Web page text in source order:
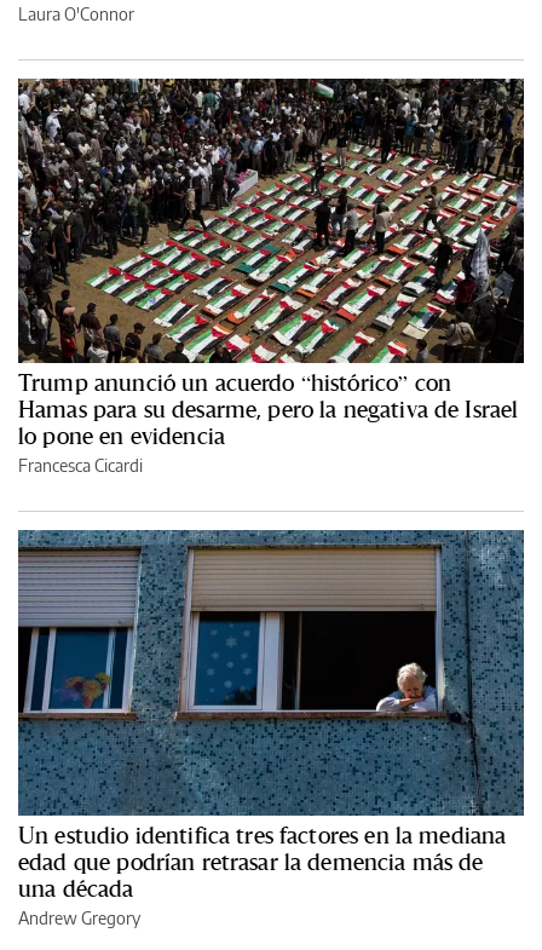
Laura O'Connor
Trump anunció un acuerdo “histórico” con
Hamas para su desarme, pero la negativa de Israel
lo pone en evidencia
Francesca Cicardi
Un estudio identifica tres factores en la mediana
edad que podrían retrasar la demencia más de
una década
Andrew Gregory